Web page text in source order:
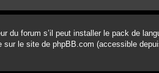
du forum s’il peut installer le pack de
sur le site de phpBB.com (accessible